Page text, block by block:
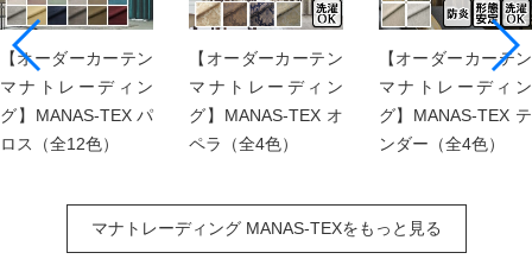
【オーダーカーテン
マナトレーディン
グ】MANAS-TEX パ
ロス（全12色）
【オーダーカーテン
マナトレーディン
グ】MANAS-TEX オ
ペラ（全4色）
【オーダーカーテン
マナトレーディン
グ】MANAS-TEX テ
ンダー（全4色）
マナトレーディング MANAS-TEXをもっと見る